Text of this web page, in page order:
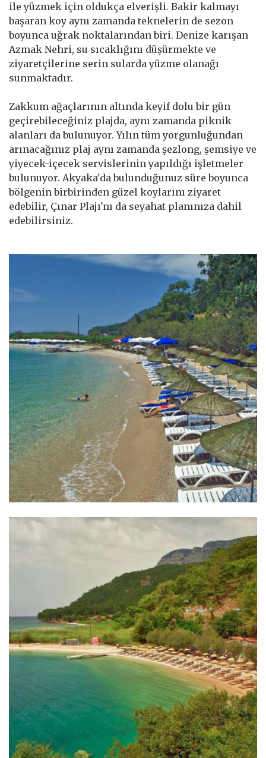
ile yüzmek için oldukça elverişli. Bakir kalmayı
başaran koy aynı zamanda teknelerin de sezon
boyunca uğrak noktalarından biri. Denize karışan
Azmak Nehri, su sıcaklığını düşürmekte ve
ziyaretçilerine serin sularda yüzme olanağı
sunmaktadır.
Zakkum ağaçlarının altında keyif dolu bir gün
geçirebileceğiniz plajda, aynı zamanda piknik
alanları da bulunuyor. Yılın tüm yorgunluğundan
arınacağınız plaj aynı zamanda şezlong, şemsiye ve
yiyecek-içecek servislerinin yapıldığı işletmeler
bulunuyor. Akyaka'da bulunduğunuz süre boyunca
bölgenin birbirinden güzel koylarını ziyaret
edebilir, Çınar Plajı'nı da seyahat planınıza dahil
edebilirsiniz.